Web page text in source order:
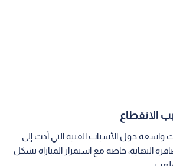
الانقطاع
واسعة حول الأسباب الفنية التي أدت إلى
النهاية، خاصة مع استمرار المباراة بشكل